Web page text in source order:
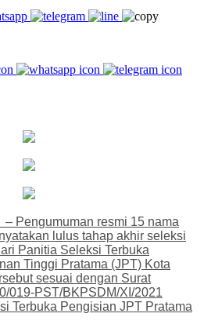
– Pengumuman resmi 15 nama
lulus tahap akhir seleksi
Panitia Seleksi Terbuka
Tinggi Pratama (JPT) Kota
sesuai dengan Surat
019-PST/BKPSDM/XI/2021
Terbuka Pengisian JPT Pratama